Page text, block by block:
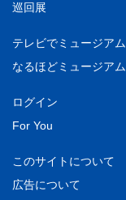
巡回展
テレビでミュージアム
なるほどミュージアム
ログイン
For You
このサイトについて
広告について